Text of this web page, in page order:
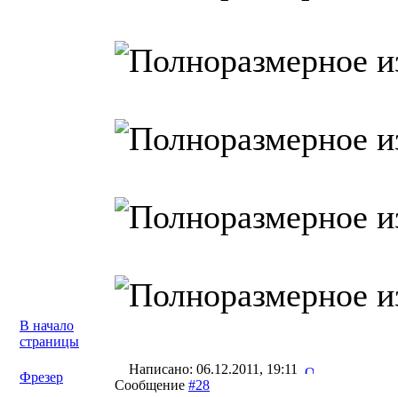
В начало
страницы
Фрезер
Написано: 06.12.2011, 19:11
Сообщение #28